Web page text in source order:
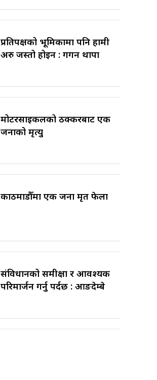
प्रतिपक्षको भूमिकामा पनि हामी
अरु जस्तो होइन : गगन थापा
मोटरसाइकलको ठक्करबाट एक
जनाको मृत्यु
काठमाडौँमा एक जना मृत फेला
संविधानको समीक्षा र आवश्यक
परिमार्जन गर्नु पर्दछ : आङदेम्बे